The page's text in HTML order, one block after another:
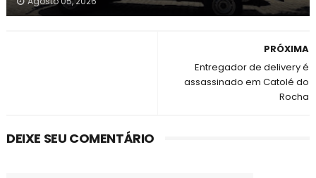
PRÓXIMA
Entregador de delivery é
assassinado em Catolé do
Rocha
DEIXE SEU COMENTÁRIO